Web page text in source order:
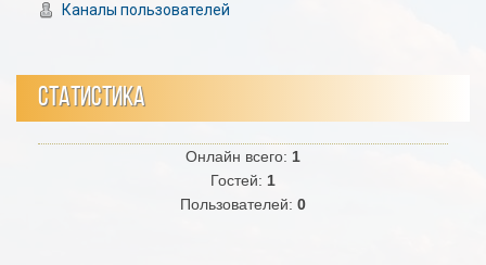
Каналы пользователей
СТАТИСТИКА
Онлайн всего: 1
Гостей: 1
Пользователей: 0